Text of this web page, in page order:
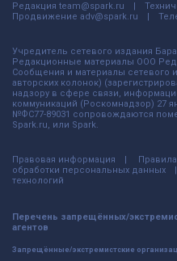
Редакция team@spark.ru
Продвижение adv@spark.ru
Учредитель сетевого издания
Редакционные материалы ООО
Сообщения и материалы сетевого
авторских колонок)
надзору в сфере связи,
коммуникаций (Роскомнадзор) 27
№ФС77-89031 сопровождаются
Spark.ru, или Spark.
Правовая информация
обработки персональных данных
технологий
Перечень запрещённых/
агентов
Запрещённые/экстремистские